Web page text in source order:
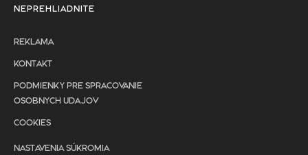
NEPREHLIADNITE
REKLAMA
KONTAKT
PODMIENKY PRE SPRACOVANIE
OSOBNYCH UDAJOV
COOKIES
NASTAVENIA SÚKROMIA